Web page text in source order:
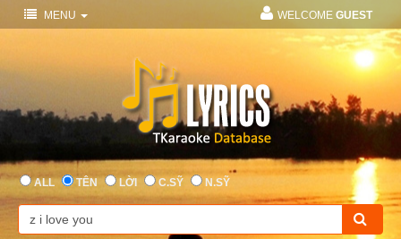
MENU WELCOME GUEST
ALL TÊN LỜI C.SỸ N.SỸ